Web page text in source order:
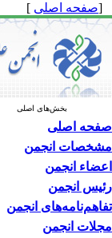
[صفحه اصلی ]
بخش‌های اصلی
صفحه اصلی
مشخصات انجمن
اعضاء انجمن
رئیس انجمن
تفاهم‌نامه‌های انجمن
مجلات انجمن